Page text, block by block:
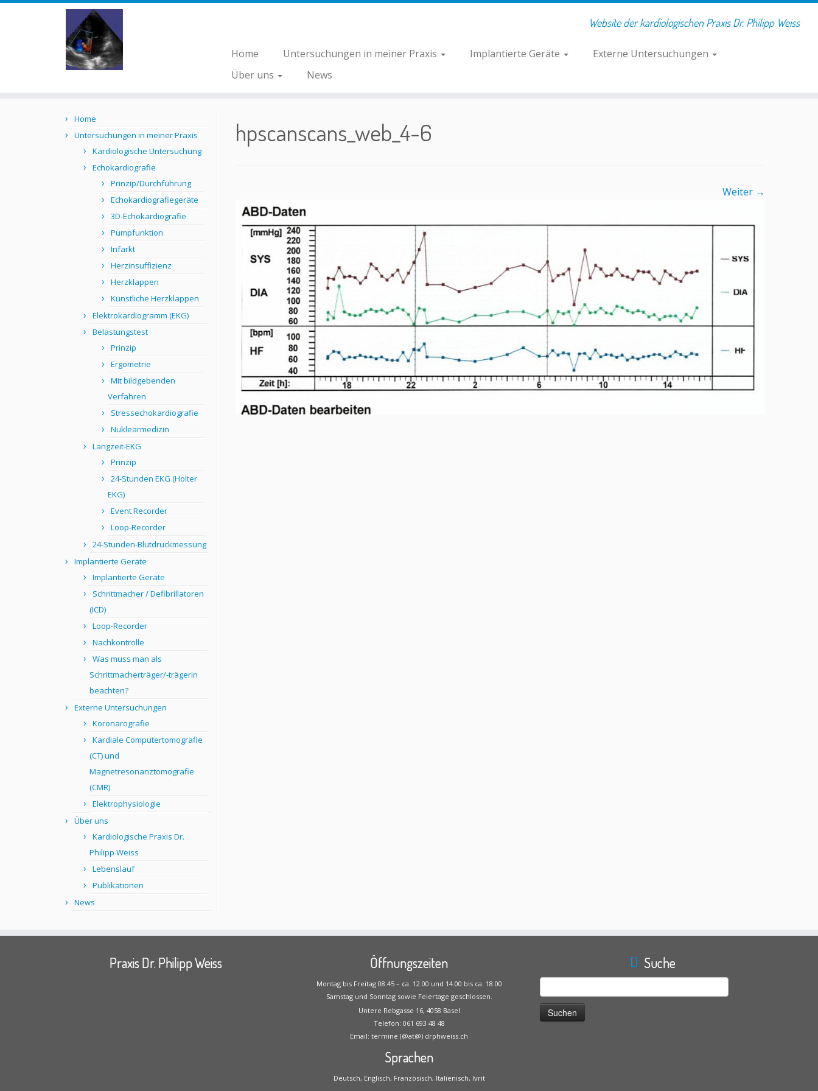
Website der kardiologischen Praxis Dr. Philipp Weiss
Home Untersuchungen in meiner Praxis Implantierte Geräte
Externe Untersuchungen
Über uns
News
Home
Untersuchungen in meiner Praxis
Kardiologische Untersuchung
Echokardiografie
Prinzip/Durchführung
Echokardiografiegeräte
3D-Echokardiografie
Pumpfunktion
Infarkt
Herzinsuffizienz
Herzklappen
Künstliche Herzklappen
Elektrokardiogramm (EKG)
Belastungstest
Prinzip
Ergometrie
Mit bildgebenden
Verfahren
Stressechokardiografie
Nuklearmedizin
Langzeit-EKG
Prinzip
24-Stunden EKG (Holter
EKG)
Event Recorder
Loop-Recorder
24-Stunden-Blutdruckmessung
Implantierte Geräte
Implantierte Geräte
Schrittmacher / Defibrillatoren
(ICD)
Loop-Recorder
Nachkontrolle
Was muss man als
Schrittmacherträger/-trägerin
beachten?
Externe Untersuchungen
Koronarografie
Kardiale Computertomografie
(CT) und
Magnetresonanztomografie
(CMR)
Elektrophysiologie
Über uns
Kardiologische Praxis Dr.
Philipp Weiss
Lebenslauf
Publikationen
News
hpscanscans_web_4-6
Weiter →
Praxis Dr. Philipp Weiss Öffnungszeiten
Montag bis Freitag 08.45 – ca. 12.00 und 14.00 bis ca. 18.00
Samstag und Sonntag sowie Feiertage geschlossen.
Untere Rebgasse 16, 4058 Basel
Telefon: 061 693 48 48
Email: termine (@at@) drphweiss.ch
Sprachen
Deutsch, Englisch, Französisch, Italienisch, Ivrit
Suche
Suche
nach: